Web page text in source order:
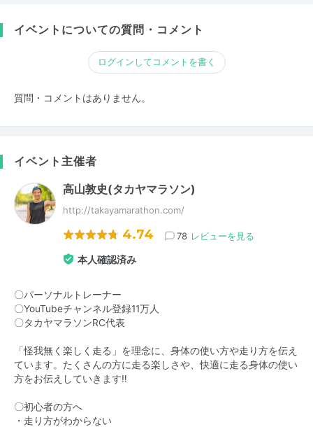
イベントについての質問・コメント
ログインしてコメントを書く
質問・コメントはありません。
イベント主催者
高山敦史(タカヤマラソン)
http://takayamarathon.com/
4.74 78 レビューを見る
本人確認済み
〇パーソナルトレーナー
〇YouTubeチャンネル登録11万人
〇タカヤマラソンRC代表
「怪我無く楽しく走る」を理念に、身体の使い方や走り方を伝え
ています。たくさんの方に走る楽しさや、快適に走る身体の使い
方をお伝えしていきます‼
〇初心者の方へ
・走り方がわからない